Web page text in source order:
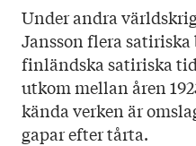
Språk: Svenska
Sidantal:
Format: T-skjorta
Under andra
Jansson flera
finländska satiriska
utkom mellan åren
kända verken är
gapar efter tårta.